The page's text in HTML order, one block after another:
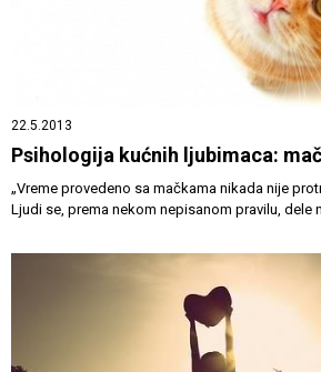
22.5.2013
Psihologija kućnih ljubimaca:
„Vreme provedeno sa mačkama nikada nije
Ljudi se, prema nekom nepisanom pravilu, dele